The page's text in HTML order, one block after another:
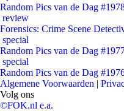
Random Pics van de Dag
review
Forensics: Crime Scene
special
Random Pics van de Dag
special
Random Pics van de Dag
Algemene Voorwaarden |
Volg ons
©FOK.nl e.a.